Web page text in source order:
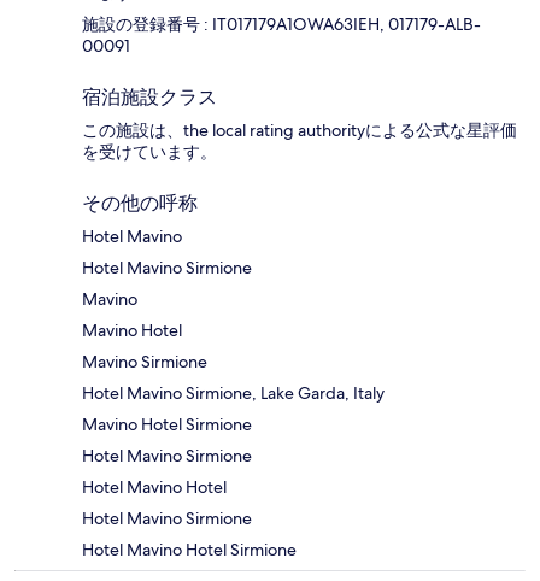
施設の登録番号 : IT017179A1OWA63IEH, 017179-ALB-
00091
宿泊施設クラス
この施設は、the local rating authorityによる公式な星評価
を受けています。
その他の呼称
Hotel Mavino
Hotel Mavino Sirmione
Mavino
Mavino Hotel
Mavino Sirmione
Hotel Mavino Sirmione, Lake Garda, Italy
Mavino Hotel Sirmione
Hotel Mavino Sirmione
Hotel Mavino Hotel
Hotel Mavino Sirmione
Hotel Mavino Hotel Sirmione